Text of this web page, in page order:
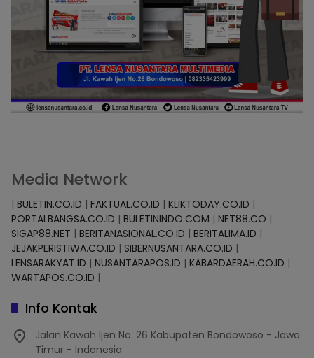
Media Network
| BULETIN.CO.ID | FAKTUAL.CO.ID | KLIKTODAY.CO.ID |
PORTALBANGSA.CO.ID | BULETININDO.COM | NET88.CO |
SIGAP88.NET | BERITANASIONAL.CO.ID | BERITALIMA.ID |
JEJAKPERISTIWA.CO.ID | SIBERNUSANTARA.CO.ID |
LENSARAKYAT.ID | NUSANTARAPOS.ID | KABARDAERAH.CO.ID |
WARTAPOS.CO.ID |
Info Kontak
Jalan Kawah Ijen No. 26 Kabupaten Bondowoso - Jawa
Timur - Indonesia